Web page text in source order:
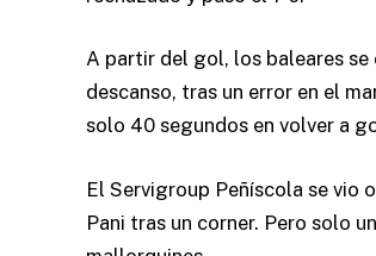
A partir del gol, los baleares
descanso, tras un error en el
solo 40 segundos en volver a
El Servigroup Peñíscola se vio
Pani tras un corner. Pero solo